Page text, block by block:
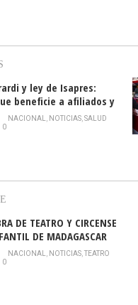
y ley de Isapres:
beneficie a afiliados y
legalice el abuso”
NACIONAL, NOTICIAS,SALUD
0
DE TEATRO Y CIRCENSE
DE MADAGASCAR
EL PARQUE HURATDO
NACIONAL, NOTICIAS,TEATRO
0